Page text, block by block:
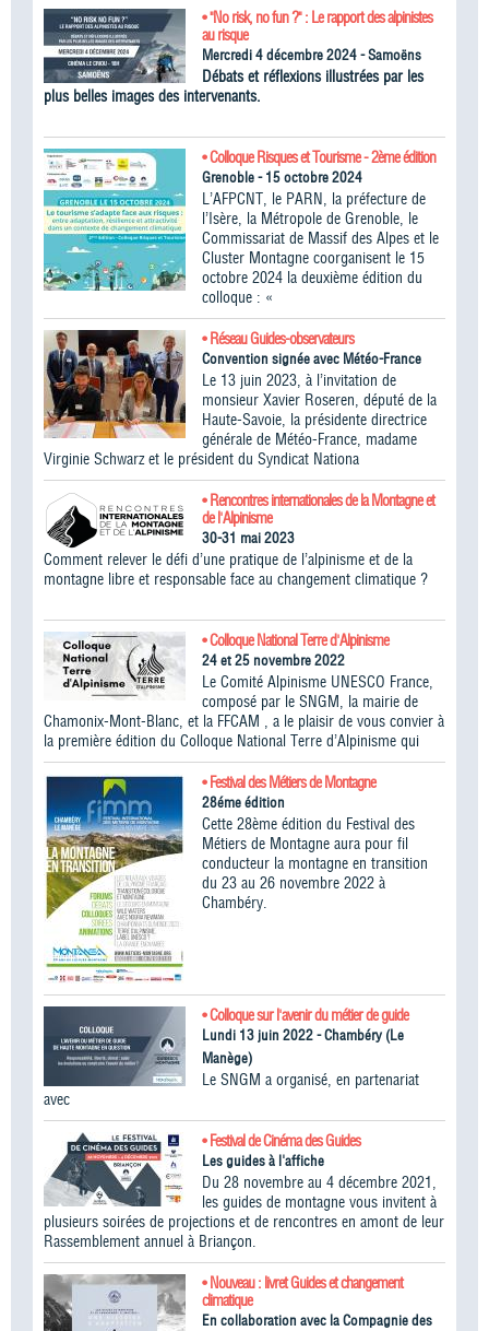
• "No risk, no fun ?" : Le rapport des alpinistes
au risque
Mercredi 4 décembre 2024 - Samoëns
Débats et réflexions illustrées par les
plus belles images des intervenants.
• Colloque Risques et Tourisme - 2ème édition
Grenoble - 15 octobre 2024
L’AFPCNT, le PARN, la préfecture de
l’Isère, la Métropole de Grenoble, le
Commissariat de Massif des Alpes et le
Cluster Montagne coorganisent le 15
octobre 2024 la deuxième édition du
colloque : «
• Réseau Guides-observateurs
Convention signée avec Météo-France
Le 13 juin 2023, à l’invitation de
monsieur Xavier Roseren, député de la
Haute-Savoie, la présidente directrice
générale de Météo-France, madame
Virginie Schwarz et le président du Syndicat Nationa
• Rencontres internationales de la Montagne et
de l'Alpinisme
30-31 mai 2023
Comment relever le défi d’une pratique de l’alpinisme et de la
montagne libre et responsable face au changement climatique ?
• Colloque National Terre d'Alpinisme
24 et 25 novembre 2022
Le Comité Alpinisme UNESCO France,
composé par le SNGM, la mairie de
Chamonix-Mont-Blanc, et la FFCAM , a le plaisir de vous convier à
la première édition du Colloque National Terre d’Alpinisme qui
• Festival des Métiers de Montagne
28éme édition
Cette 28ème édition du Festival des
Métiers de Montagne aura pour fil
conducteur la montagne en transition
du 23 au 26 novembre 2022 à
Chambéry.
• Colloque sur l'avenir du métier de guide
Lundi 13 juin 2022 - Chambéry (Le
Manège)
Le SNGM a organisé, en partenariat
avec
• Festival de Cinéma des Guides
Les guides à l'affiche
Du 28 novembre au 4 décembre 2021,
les guides de montagne vous invitent à
plusieurs soirées de projections et de rencontres en amont de leur
Rassemblement annuel à Briançon.
• Nouveau : livret Guides et changement
climatique
En collaboration avec la Compagnie des